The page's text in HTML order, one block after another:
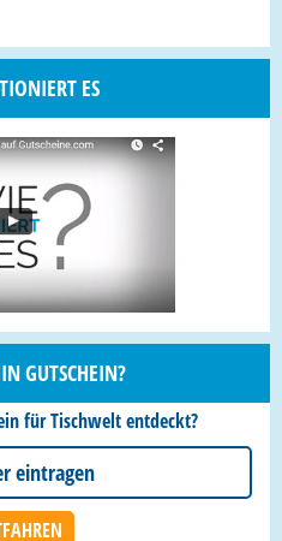
ES
GUTSCHEIN?
für Tischwelt entdeckt?